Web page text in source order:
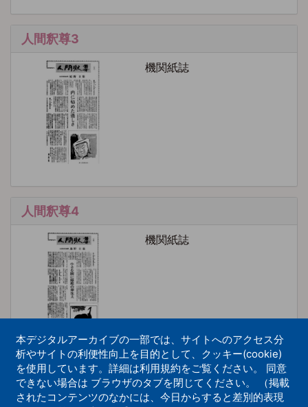
人間釈尊3
機関紙誌
人間釈尊4
機関紙誌
人間釈尊5
本デジタルアーカイブの一部では、サイトへのアクセス分
析やサイトの利便性向上を目的として、クッキー(cookie)
を使用しています。詳細は利用規約をご覧ください。 同意
できない場合は ブラウザのタブを閉じてください。 （掲載
されたコンテンツのなかには、今日からすると差別的表現